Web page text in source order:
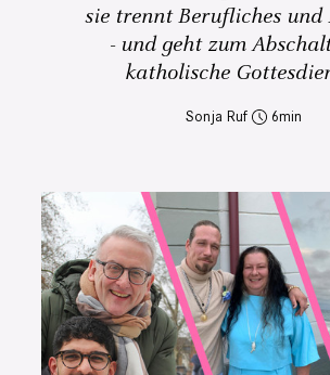
sie trennt Berufliches und
- und geht zum
katholische
Sonja Ruf 6